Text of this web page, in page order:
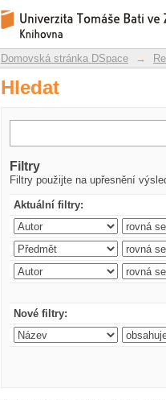
Hledat
Repozitář DSpace/Manakin
Domovská stránka DSpace →
Hledat
Filtry
Filtry použijte na upřesnění
Aktuální filtry:
Nové filtry: